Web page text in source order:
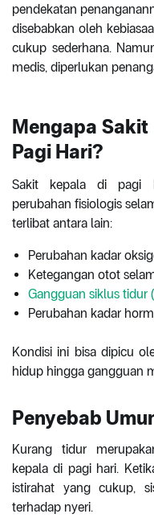
pendekatan
disebabkan oleh
cukup sederhana.
medis, diperlukan
Mengapa Sakit
Pagi Hari?
Sakit kepala di pagi
perubahan fisiologis
terlibat antara lain:
Perubahan kadar
Ketegangan otot
Gangguan siklus tidur
Perubahan kadar
Kondisi ini bisa dipicu
hidup hingga gangguan
Penyebab
Kurang tidur
kepala di pagi hari.
istirahat yang cukup,
terhadap nyeri.